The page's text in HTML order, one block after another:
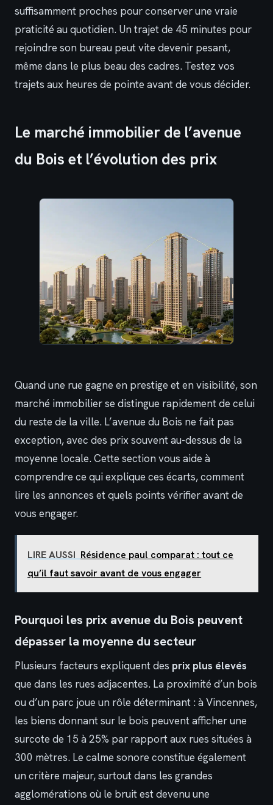
suffisamment proches pour conserver une vraie
praticité au quotidien. Un trajet de 45 minutes pour
rejoindre son bureau peut vite devenir pesant,
même dans le plus beau des cadres. Testez vos
trajets aux heures de pointe avant de vous décider.
Le marché immobilier de l’avenue
du Bois et l’évolution des prix
Quand une rue gagne en prestige et en visibilité, son
marché immobilier se distingue rapidement de celui
du reste de la ville. L’avenue du Bois ne fait pas
exception, avec des prix souvent au-dessus de la
moyenne locale. Cette section vous aide à
comprendre ce qui explique ces écarts, comment
lire les annonces et quels points vérifier avant de
vous engager.
LIRE AUSSI Résidence paul comparat : tout ce
qu’il faut savoir avant de vous engager
Pourquoi les prix avenue du Bois peuvent
dépasser la moyenne du secteur
Plusieurs facteurs expliquent des prix plus élevés
que dans les rues adjacentes. La proximité d’un bois
ou d’un parc joue un rôle déterminant : à Vincennes,
les biens donnant sur le bois peuvent afficher une
surcote de 15 à 25% par rapport aux rues situées à
300 mètres. Le calme sonore constitue également
un critère majeur, surtout dans les grandes
agglomérations où le bruit est devenu une